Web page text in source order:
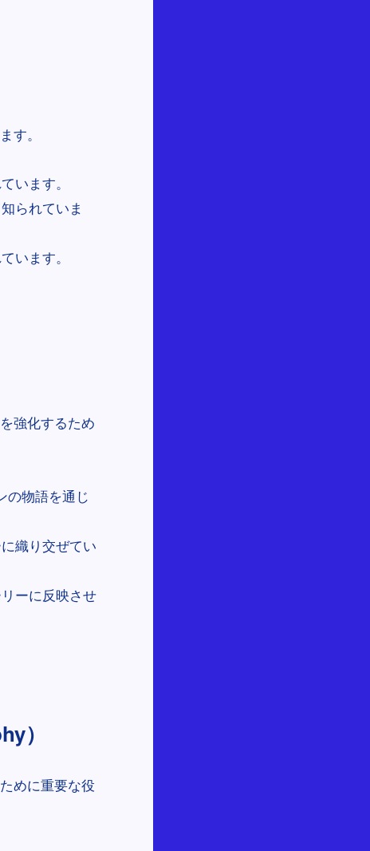
す。
います。
られていま
います。
強化するため
の物語を通じ
織り交ぜてい
ーに反映させ
）
めに重要な役